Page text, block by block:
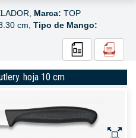
Marca: TOP
cm, Tipo de Mango:
hoja 10 cm